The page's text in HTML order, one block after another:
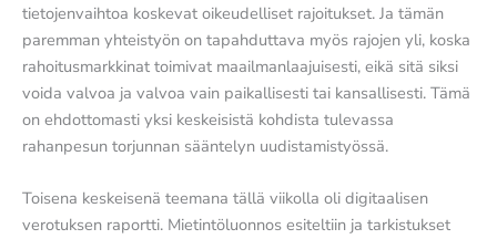
tietojenvaihtoa koskevat oikeudelliset rajoitukset. Ja tämän
paremman yhteistyön on tapahduttava myös rajojen yli, koska
rahoitusmarkkinat toimivat maailmanlaajuisesti, eikä sitä siksi
voida valvoa ja valvoa vain paikallisesti tai kansallisesti. Tämä
on ehdottomasti yksi keskeisistä kohdista tulevassa
rahanpesun torjunnan sääntelyn uudistamistyössä.
Toisena keskeisenä teemana tällä viikolla oli digitaalisen
verotuksen raportti. Mietintöluonnos esiteltiin ja tarkistukset